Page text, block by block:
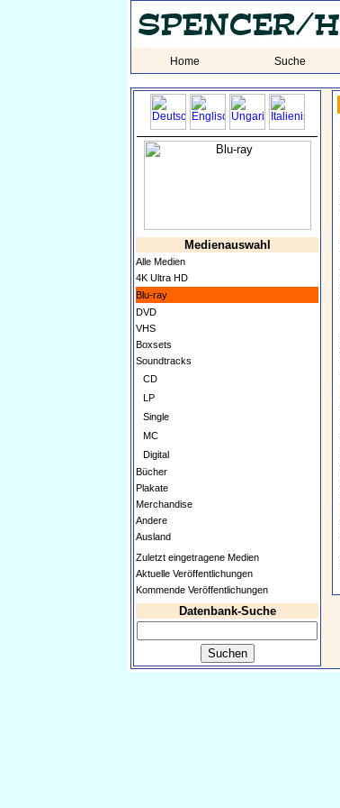
Home Suche
Medienauswahl
Alle Medien
4K Ultra HD
Blu-ray
DVD
VHS
Boxsets
Soundtracks
CD
LP
Single
MC
Digital
Bücher
Plakate
Merchandise
Andere
Ausland
Zuletzt eingetragene Medien
Aktuelle Veröffentlichungen
Kommende Veröffentlichungen
Datenbank-Suche